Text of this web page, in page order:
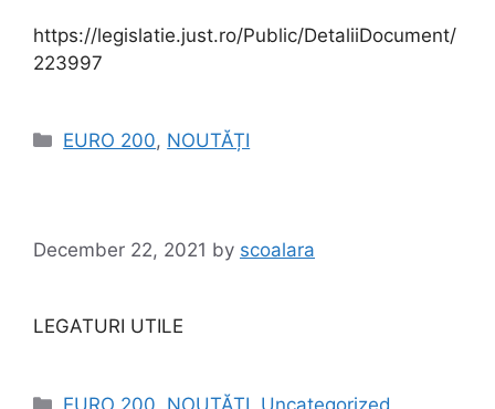
https://legislatie.just.ro/Public/DetaliiDocument/
223997
Categories
EURO 200, NOUTĂȚI
December 22, 2021 by scoalara
LEGATURI UTILE
Categories
EURO 200 NOUTĂȚI Uncategorized